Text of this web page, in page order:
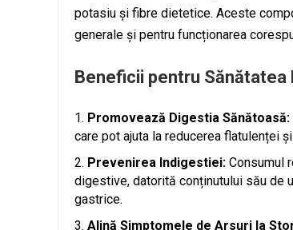
potasiu și fibre dietetice. Aceste
generale și pentru funcționarea
Beneficii pentru Sănătatea
Promovează Digestia Sănătoasă:
care pot ajuta la reducerea flatulenței
Prevenirea Indigestiei: Consumul
digestive, datorită conținutului său de
gastrice.
Alină Simptomele de Arsuri la